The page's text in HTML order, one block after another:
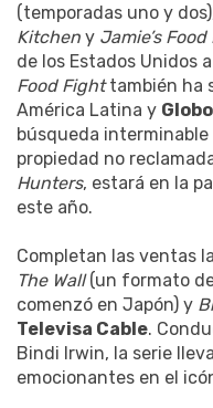
(temporadas uno y
Kitchen y Jamie’s
de los Estados Unidos
Food Fighttambién ha
América Latina y
búsqueda
propiedad no
Hunters, estará en la
este año.
Completan las ventas
The Wall(un formato
comenzó en Japón) y
Televisa Cable.
Bindi Irwin, la serie
emocionantes en el